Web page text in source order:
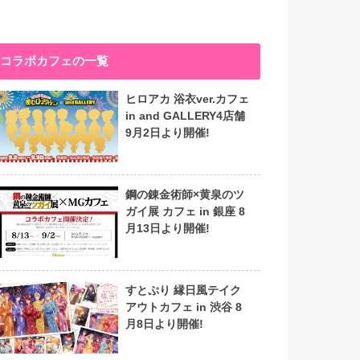
コラボカフェの一覧
ヒロアカ 浴衣ver.カフェ
in and GALLERY4店舗
9月2日より開催!
鋼の錬金術師×黄泉のツ
ガイ展 カフェ in 銀座 8
月13日より開催!
すとぷり 縁日風テイク
アウトカフェ in 渋谷 8
月8日より開催!